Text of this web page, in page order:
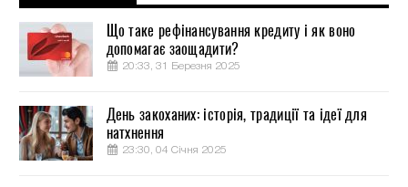
Що таке рефінансування кредиту і як воно
допомагає заощадити?
20:33, 31 Березня 2025
День закоханих: історія, традиції та ідеї для
натхнення
23:30, 04 Січня 2025